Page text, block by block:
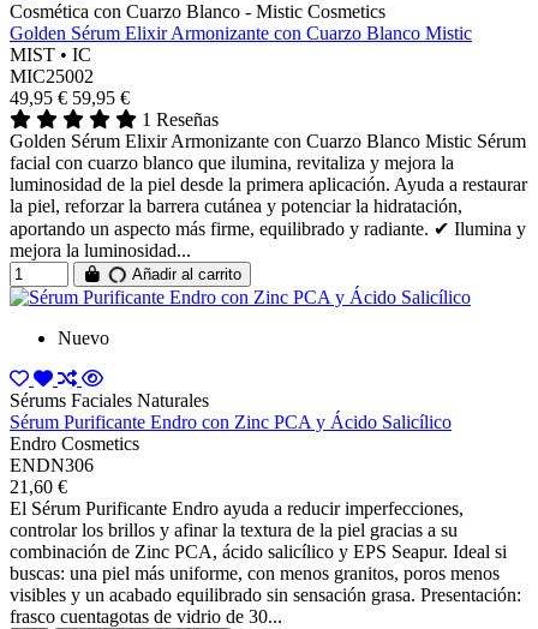
Cosmética con Cuarzo Blanco - Mistic Cosmetics
Golden Sérum Elixir Armonizante con Cuarzo Blanco Mistic
MIST • IC
MIC25002
49,95 € 59,95 €
1 Reseñas
Golden Sérum Elixir Armonizante con Cuarzo Blanco Mistic Sérum
facial con cuarzo blanco que ilumina, revitaliza y mejora la
luminosidad de la piel desde la primera aplicación. Ayuda a restaurar
la piel, reforzar la barrera cutánea y potenciar la hidratación,
aportando un aspecto más firme, equilibrado y radiante. ✔ Ilumina y
mejora la luminosidad...
Añadir al carrito
Nuevo
Sérums Faciales Naturales
Sérum Purificante Endro con Zinc PCA y Ácido Salicílico
Endro Cosmetics
ENDN306
21,60 €
El Sérum Purificante Endro ayuda a reducir imperfecciones,
controlar los brillos y afinar la textura de la piel gracias a su
combinación de Zinc PCA, ácido salicílico y EPS Seapur. Ideal si
buscas: una piel más uniforme, con menos granitos, poros menos
visibles y un acabado equilibrado sin sensación grasa. Presentación:
frasco cuentagotas de vidrio de 30...